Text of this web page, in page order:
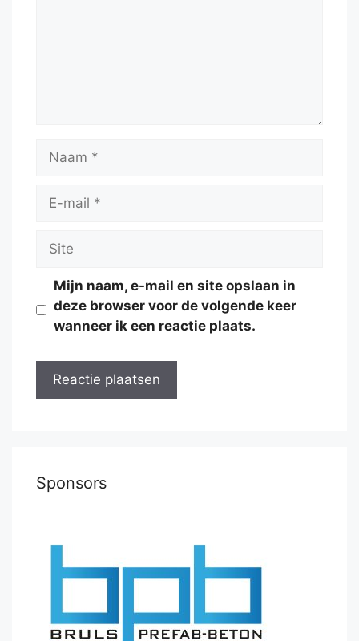
Naam
Site
Mijn naam, e-mail en site opslaan in
deze browser voor de volgende keer
wanneer ik een reactie plaats.
Sponsors